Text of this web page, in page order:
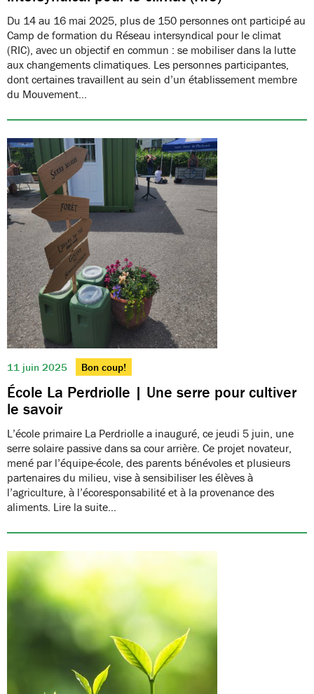
Du 14 au 16 mai 2025, plus de 150 personnes ont participé au
Camp de formation du Réseau intersyndical pour le climat
(RIC), avec un objectif en commun : se mobiliser dans la lutte
aux changements climatiques. Les personnes participantes,
dont certaines travaillent au sein d’un établissement membre
du Mouvement…
11 juin 2025 Bon coup!
École La Perdriolle | Une serre pour cultiver
le savoir
L’école primaire La Perdriolle a inauguré, ce jeudi 5 juin, une
serre solaire passive dans sa cour arrière. Ce projet novateur,
mené par l’équipe-école, des parents bénévoles et plusieurs
partenaires du milieu, vise à sensibiliser les élèves à
l’agriculture, à l’écoresponsabilité et à la provenance des
aliments. Lire la suite…